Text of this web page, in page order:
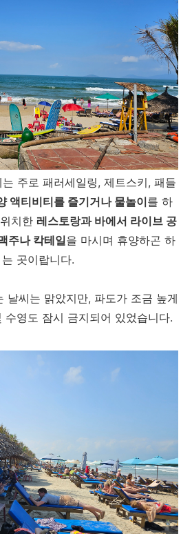
주로 패러세일링, 제트스키, 패들
액티비티를 즐기거나 물놀이를 하
치한 레스토랑과 바에서 라이브 공
주나 칵테일을 마시며 휴양하곤 하
는 곳이랍니다.
날씨는 맑았지만, 파도가 조금 높게
수영도 잠시 금지되어 있었습니다.